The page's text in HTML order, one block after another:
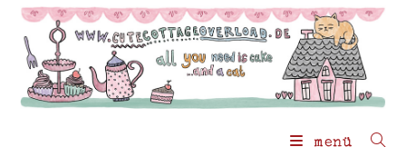
Zum
Inhalt
springen
menü